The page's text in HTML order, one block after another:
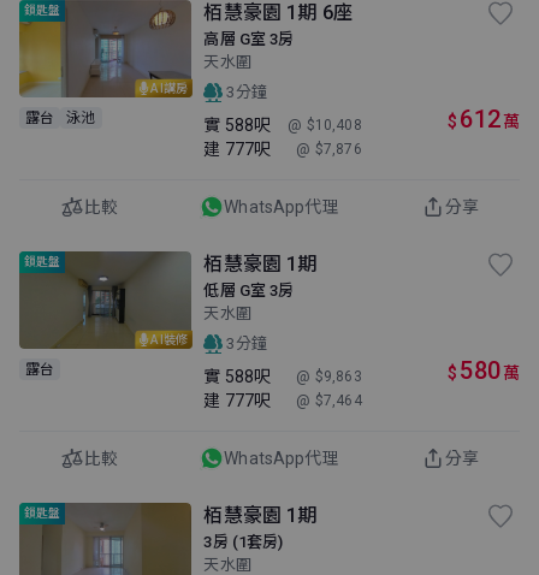
AI講房
鎖匙盤
露台 泳池
栢慧豪園 1期 6座
高層 G室 3房
天水圍
3分鐘
實 588呎 @ $10,408
建 777呎 @ $7,876
$ 612萬
比較 WhatsApp代理 分享
AI裝修
鎖匙盤
露台
栢慧豪園 1期
低層 G室 3房
天水圍
3分鐘
實 588呎 @ $9,863
建 777呎 @ $7,464
$ 580萬
比較 WhatsApp代理 分享
鎖匙盤 栢慧豪園 1期
3房 (1套房)
天水圍